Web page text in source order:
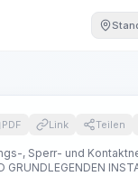
PDF Link Teilen
, Sperr- und
GRUNDLEGENDEN